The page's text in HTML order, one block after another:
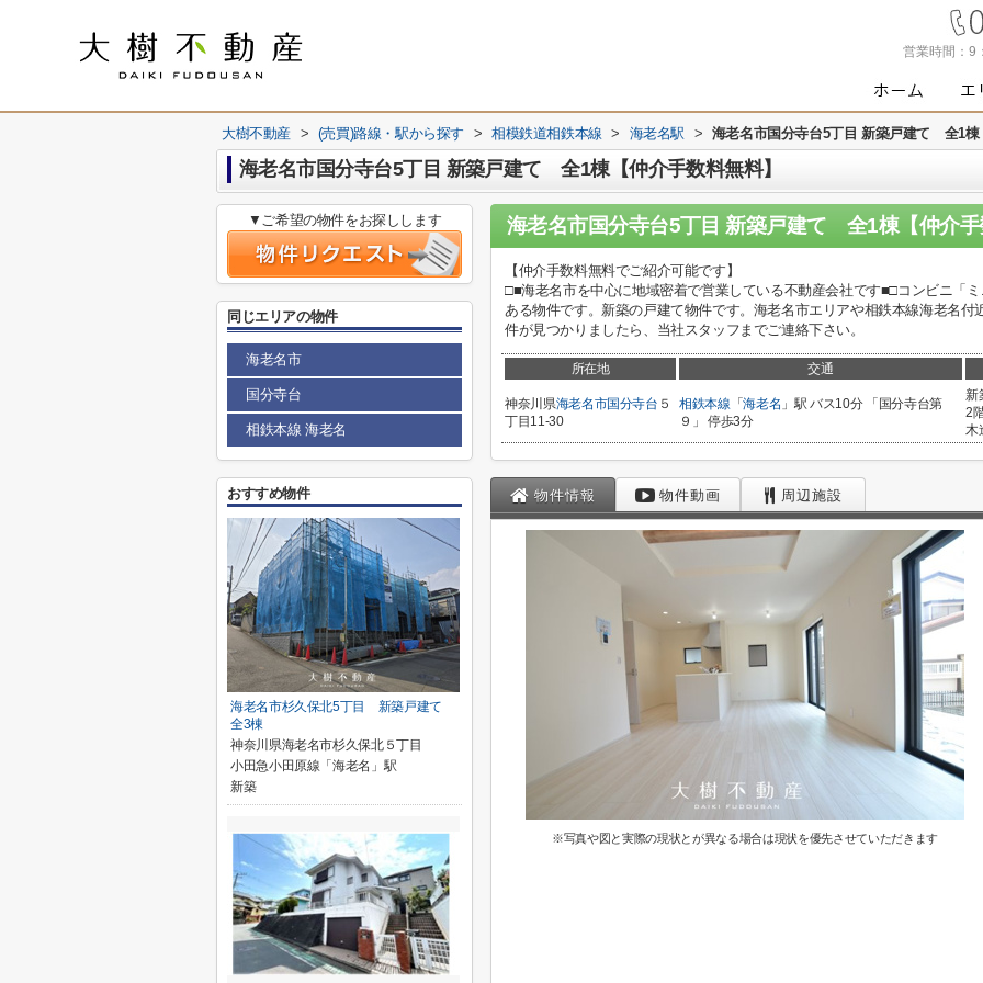
営業時間： 9
大樹不動産 > (売買)路線・駅から探す > 相模鉄道相鉄本線 > 海老名駅 > 海老名市国分寺台5丁目 新築戸建て 全1棟
海老名市国分寺台5丁目 新築戸建て 全1棟【仲介手数料無料】
海老名市国分寺台5丁目 新築戸建て 全1棟【仲介
【仲介手数料無料でご紹介可能です】
□■海老名市を中心に地域密着で営業している不動産会社です■□コンビニ「
ある物件です。新築の戸建て物件です。海老名市エリアや相鉄本線海老名
件が見つかりましたら、当社スタッフまでご連絡下さい。
所在地 交通
神奈川県海老名市国分寺台 ５
丁目11-30
相鉄本線 「海老名 」駅 バス10分 「国分寺台第
９」 停歩3分
新
2
木
物件情報 物件動画 周辺施設
※写真や図と実際の現状とが異なる場合は現状を優先させていただきます
▼ご希望の物件をお探しします
同じエリアの物件
海老名市
国分寺台
相鉄本線 海老名
おすすめ物件
海老名市杉久保北5丁目 新築戸建て
全3棟
神奈川県海老名市杉久保北５丁目
小田急小田原線「海老名」駅
新築